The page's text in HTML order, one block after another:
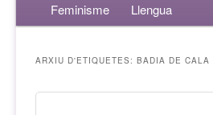
Feminisme
Llengua
ARXIU D'ETIQUETES:BADIA DE CALA